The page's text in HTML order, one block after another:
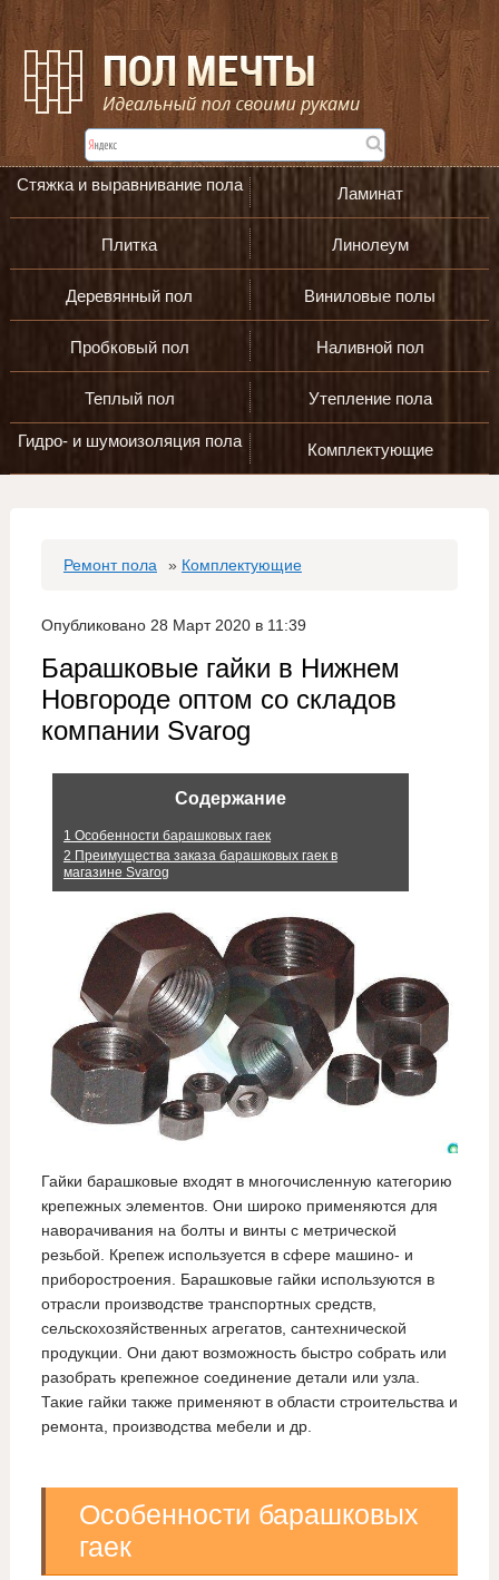
Стяжка и выравнивание пола Ламинат
Плитка Линолеум
Деревянный пол Виниловые полы
Пробковый пол Наливной пол
Теплый пол Утепление пола
Гидро- и шумоизоляция пола Комплектующие
Ремонт пола » Комплектующие
Опубликовано 28 Март 2020 в 11:39
Барашковые гайки в Нижнем
Новгороде оптом со складов
компании Svarog
Содержание
1 Особенности барашковых гаек
2 Преимущества заказа барашковых гаек в
магазине Svarog
Гайки барашковые входят в многочисленную категорию
крепежных элементов. Они широко применяются для
наворачивания на болты и винты с метрической
резьбой. Крепеж используется в сфере машино- и
приборостроения. Барашковые гайки используются в
отрасли производстве транспортных средств,
сельскохозяйственных агрегатов, сантехнической
продукции. Они дают возможность быстро собрать или
разобрать крепежное соединение детали или узла.
Такие гайки также применяют в области строительства и
ремонта, производства мебели и др.
Особенности барашковых
гаек